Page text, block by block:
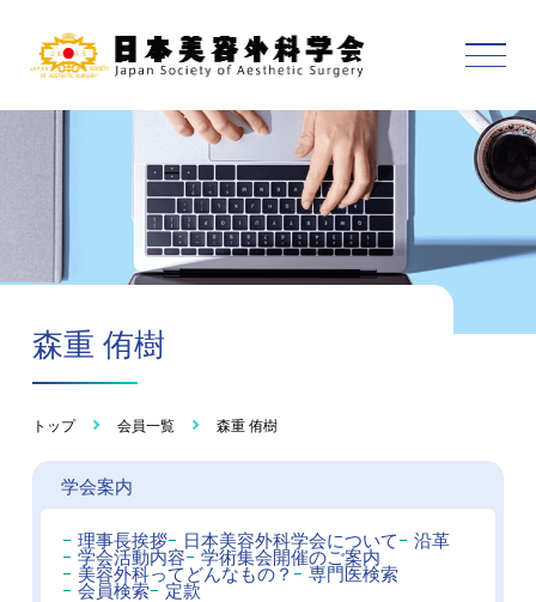
森重 侑樹
トップ 会員一覧 森重 侑樹
学会案内
理事長挨拶 日本美容外科学会について
沿革
学会活動内容
学術集会開催のご案内
美容外科ってどんなもの？
専門医検索
会員検索
定款